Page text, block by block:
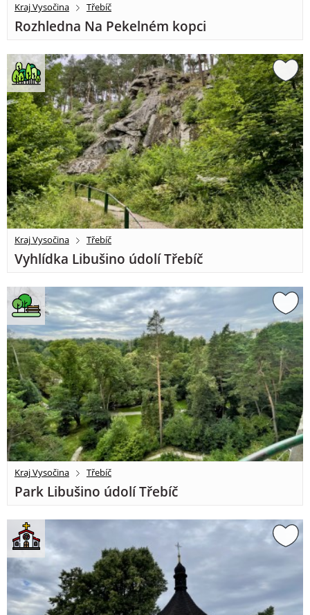
Kraj Vysočina Třebíč
Rozhledna Na Pekelném kopci
Kraj Vysočina Třebíč
Vyhlídka Libušino údolí Třebíč
Kraj Vysočina Třebíč
Park Libušino údolí Třebíč